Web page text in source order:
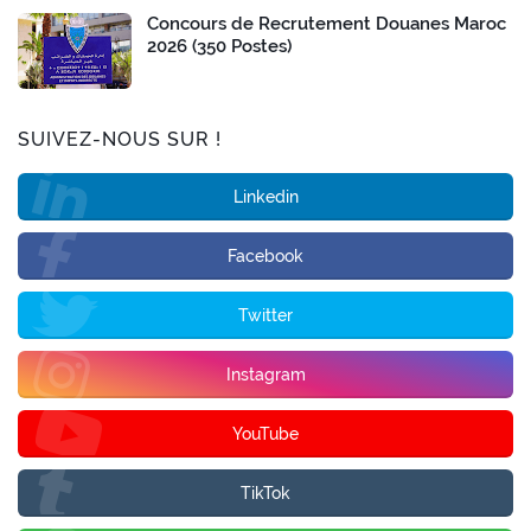
Concours de Recrutement Douanes Maroc
2026 (350 Postes)
SUIVEZ-NOUS SUR !
Linkedin
Facebook
Twitter
Instagram
YouTube
TikTok